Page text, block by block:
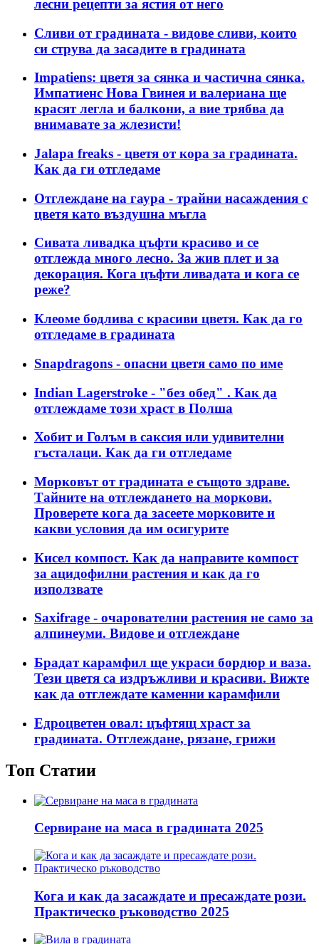
лесни рецепти за ястия от него
Сливи от градината - видове сливи, които
си струва да засадите в градината
Impatiens: цветя за сянка и частична сянка.
Импатиенс Нова Гвинея и валериана ще
красят легла и балкони, а вие трябва да
внимавате за жлезисти!
Jalapa freaks - цветя от кора за градината.
Как да ги отгледаме
Отглеждане на гаура - трайни насаждения с
цветя като въздушна мъгла
Сивата ливадка цъфти красиво и се
отглежда много лесно. За жив плет и за
декорация. Кога цъфти ливадата и кога се
реже?
Клеоме бодлива с красиви цветя. Как да го
отгледаме в градината
Snapdragons - опасни цветя само по име
Indian Lagerstroke - "без обед" . Как да
отглеждаме този храст в Полша
Хобит и Голъм в саксия или удивителни
гъсталаци. Как да ги отгледаме
Морковът от градината е същото здраве.
Тайните на отглеждането на моркови.
Проверете кога да засеете морковите и
какви условия да им осигурите
Кисел компост. Как да направите компост
за ацидофилни растения и как да го
използвате
Saxifrage - очарователни растения не само за
алпинеуми. Видове и отглеждане
Брадат карамфил ще украси бордюр и ваза.
Тези цветя са издръжливи и красиви. Вижте
как да отглеждате каменни карамфили
Едроцветен овал: цъфтящ храст за
градината. Отглеждане, рязане, грижи
Топ Статии
Сервиране на маса в градината 2025
Кога и как да засаждате и пресаждате рози.
Практическо ръководство 2025